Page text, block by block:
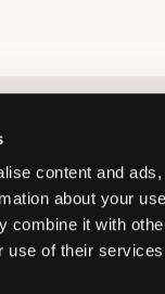
content and
about your
combine it with
use of their